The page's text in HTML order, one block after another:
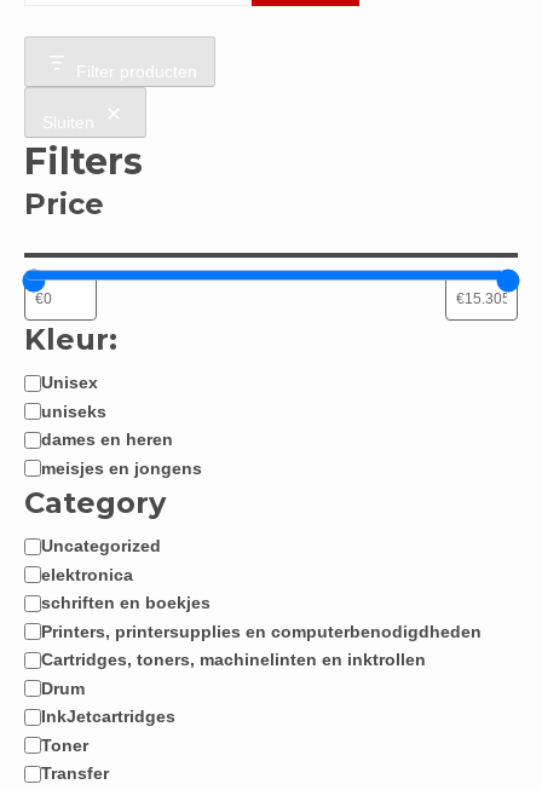
Filter producten
Sluiten
Filters
Price
Kleur:
Jongen
/
Meisje:
Unisex
uniseks
dames en heren
meisjes en jongens
Category
Categorie
Uncategorized
elektronica
schriften en boekjes
Printers, printersupplies en computerbenodigdheden
Cartridges, toners, machinelinten en inktrollen
Drum
InkJetcartridges
Toner
Transfer